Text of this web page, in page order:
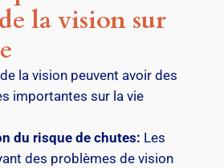
la vision sur
la vision peuvent avoir des
importantes sur la vie
du risque de chutes: Les
des problèmes de vision